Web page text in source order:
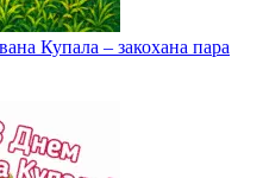
Купала – закохана пара